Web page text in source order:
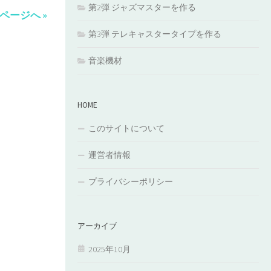
ージへ »
第2弾 ジャズマスターを作る
第3弾 テレキャスタータイプを作る
音楽機材
HOME
このサイトについて
運営者情報
プライバシーポリシー
アーカイブ
2025年10月